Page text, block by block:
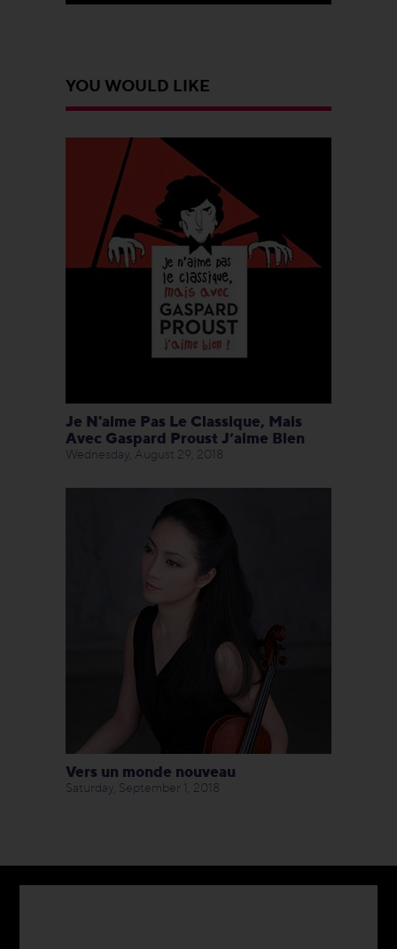
YOU WOULD LIKE
Je N'aime Pas Le Classique, Mais
Avec Gaspard Proust J’aime Bien
Wednesday, August 29, 2018
Vers un monde nouveau
Saturday, September 1, 2018